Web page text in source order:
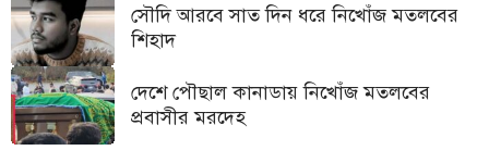
সৌদি আরবে সাত দিন ধরে নিখোঁজ মতলবের
শিহাদ
দেশে পৌছাল কানাডায় নিখোঁজ মতলবের
প্রবাসীর মরদেহ